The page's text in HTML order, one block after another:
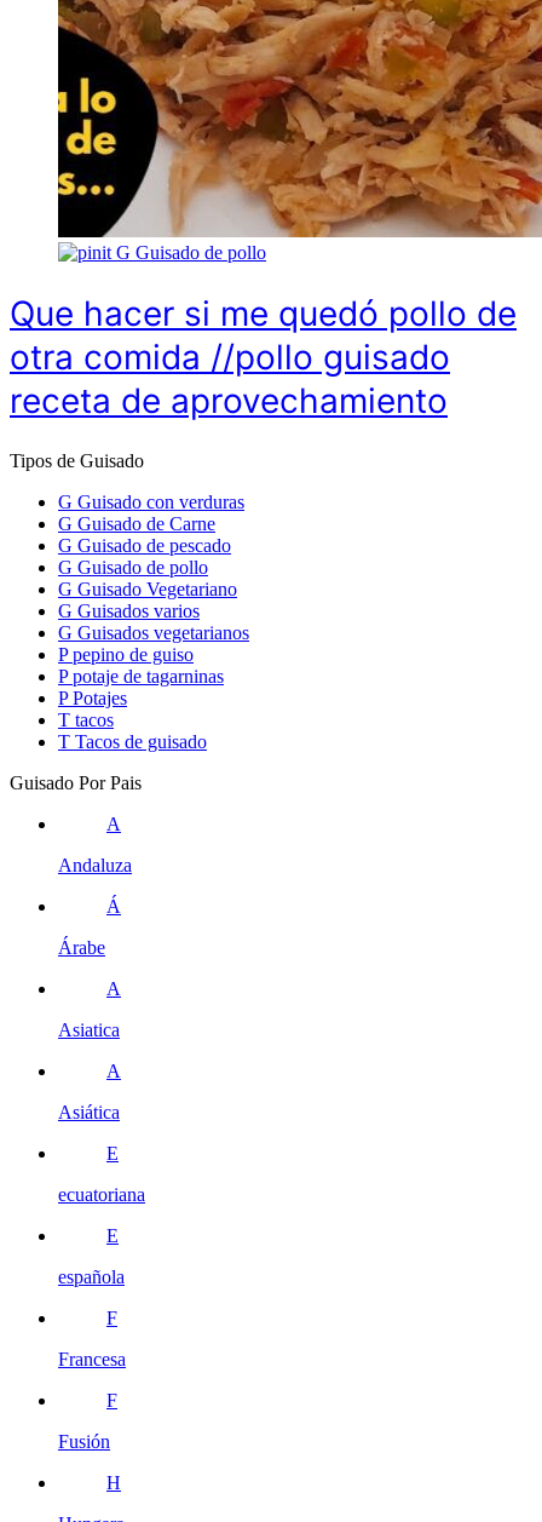
G Guisado de pollo
Que hacer si me quedó pollo de
otra comida //pollo guisado
receta de aprovechamiento
Tipos de Guisado
G Guisado con verduras
G Guisado de Carne
G Guisado de pescado
G Guisado de pollo
G Guisado Vegetariano
G Guisados varios
G Guisados vegetarianos
P pepino de guiso
P potaje de tagarninas
P Potajes
T tacos
T Tacos de guisado
Guisado Por Pais
A
Andaluza
Á
Árabe
A
Asiatica
A
Asiática
E
ecuatoriana
E
española
F
Francesa
F
Fusión
H